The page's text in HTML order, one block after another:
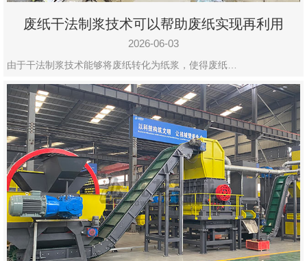
废纸干法制浆技术可以帮助废纸实现再利用
2026-06-03
由于干法制浆技术能够将废纸转化为纸浆，使得废纸…